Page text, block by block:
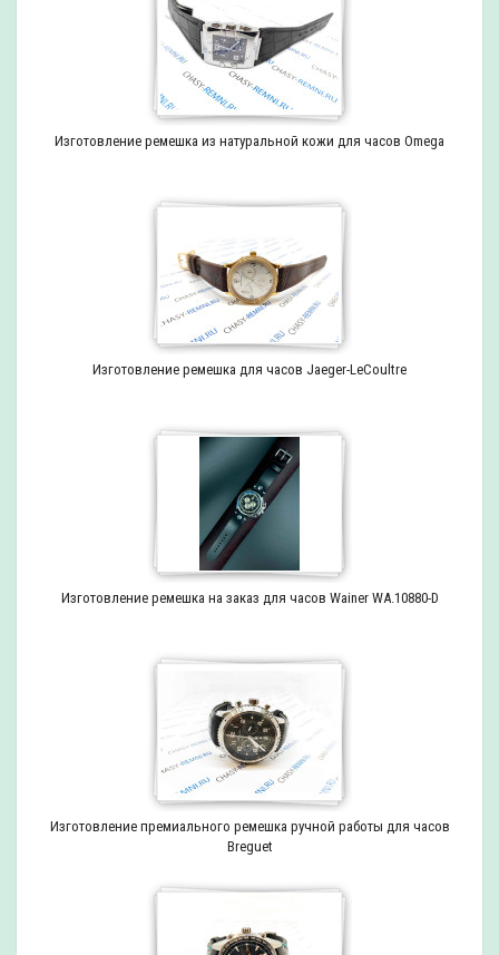
Изготовление ремешка из натуральной кожи для часов Omega
Изготовление ремешка для часов Jaeger-LeCoultre
Изготовление ремешка на заказ для часов Wainer WA.10880-D
Изготовление премиального ремешка ручной работы для часов
Breguet